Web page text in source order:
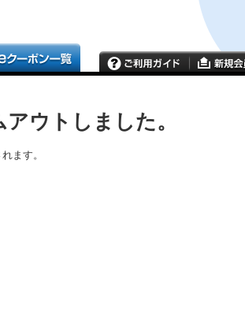
ウトしました。
ます。